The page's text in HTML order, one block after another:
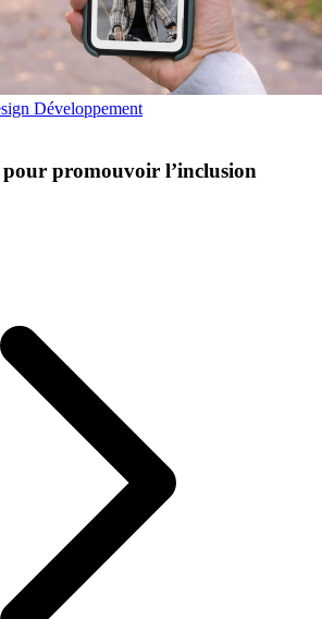
Développement
pour promouvoir l’inclusion